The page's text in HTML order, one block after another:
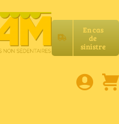
En cas
de
sinistre